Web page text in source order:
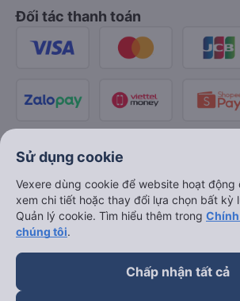
Đối tác thanh toán
Sử dụng cookie
Vexere dùng cookie để website hoạt động
xem chi tiết hoặc thay đổi lựa chọn bất kỳ
Quản lý cookie. Tìm hiểu thêm trong
chúng tôi.
Chấp nhận tất cả